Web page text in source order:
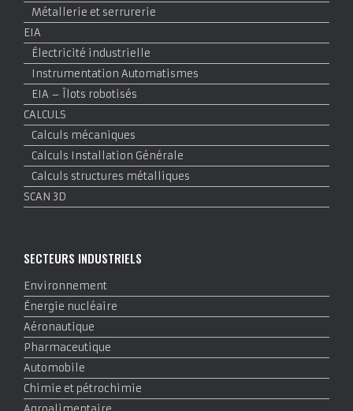
Métallerie et serrurerie
EIA
Électricité industrielle
Instrumentation Automatismes
EIA – Îlots robotisés
CALCULS
Calculs mécaniques
Calculs Installation Générale
Calculs structures métalliques
SCAN 3D
SECTEURS INDUSTRIELS
Environnement
Énergie nucléaire
Aéronautique
Pharmaceutique
Automobile
Chimie et pétrochimie